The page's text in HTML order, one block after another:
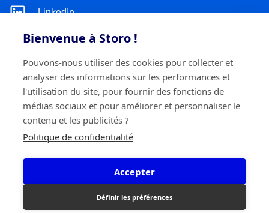
Bienvenue à Storo !
Pouvons-nous utiliser des cookies pour collecter et
analyser des informations sur les performances et
l'utilisation du site, pour fournir des fonctions de
médias sociaux et pour améliorer et personnaliser le
contenu et les publicités ?
Politique de confidentialité
Accepter
Définir les préférences
LinkedIn
Instagram
TikTok
©2026 Storo
Politique de confidentialité
Storo BV 0717.595.310